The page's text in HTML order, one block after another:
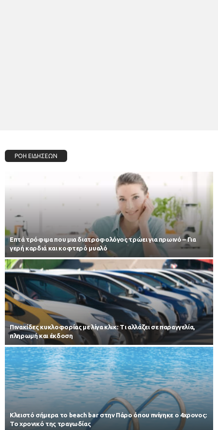
ΡΟΗ ΕΙΔΗΣΕΩΝ
Επτά τρόφιμα που μια διατροφολόγος τρώει για πρωινό – Για
γερή καρδιά και κοφτερό μυαλό
Πινακίδες κυκλοφορίας με λίγα κλικ: Τι αλλάζει σε παραγγελία,
πληρωμή και έκδοση
Κλειστό σήμερα το beach bar στην Πάρο όπου πνίγηκε ο 4χρονος:
Το χρονικό της τραγωδίας